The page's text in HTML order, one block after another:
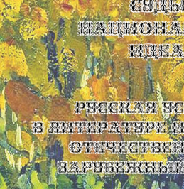
Русская
в литературе